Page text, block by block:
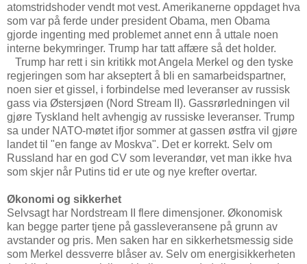
atomstridshoder vendt mot vest. Amerikanerne oppdaget hva
som var på ferde under president Obama, men Obama
gjorde ingenting med problemet annet enn å uttale noen
interne bekymringer. Trump har tatt affære så det holder.
Trump har rett i sin kritikk mot Angela Merkel og den tyske
regjeringen som har akseptert å bli en samarbeidspartner,
noen sier et gissel, i forbindelse med leveranser av russisk
gass via Østersjøen (Nord Stream II). Gassrørledningen vil
gjøre Tyskland helt avhengig av russiske leveranser. Trump
sa under NATO-møtet ifjor sommer at gassen østfra vil gjøre
landet til "en fange av Moskva". Det er korrekt. Selv om
Russland har en god CV som leverandør, vet man ikke hva
som skjer når Putins tid er ute og nye krefter overtar.
Økonomi og sikkerhet
Selvsagt har Nordstream II flere dimensjoner. Økonomisk
kan begge parter tjene på gassleveransene på grunn av
avstander og pris. Men saken har en sikkerhetsmessig side
som Merkel dessverre blåser av. Selv om energisikkerheten